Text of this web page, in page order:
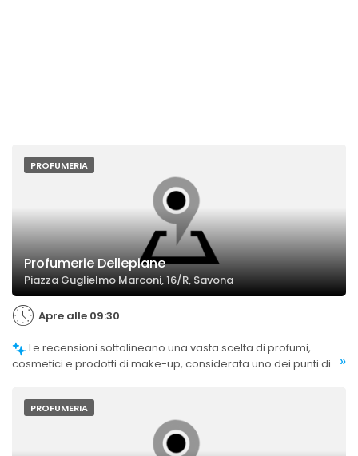
PROFUMERIA
Profumerie Dellepiane
Piazza Guglielmo Marconi, 16/R, Savona
Apre alle 09:30
cosmetici e prodotti di make-up, considerata uno dei punti di
»
PROFUMERIA